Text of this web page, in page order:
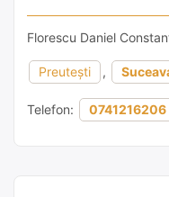
Florescu Daniel
Preutești ,
Telefon: 0741216206